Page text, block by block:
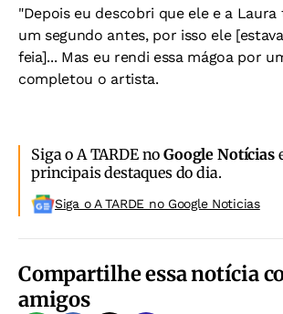
"Depois eu descobri que ele e a
um segundo antes, por isso ele
feia]... Mas eu rendi essa mágoa por
completou o artista.
Siga o A TARDE noGoogle Notícias
principais destaques do dia.
Siga o A TARDE no Google Noticias
Compartilhe essa notícia
amigos